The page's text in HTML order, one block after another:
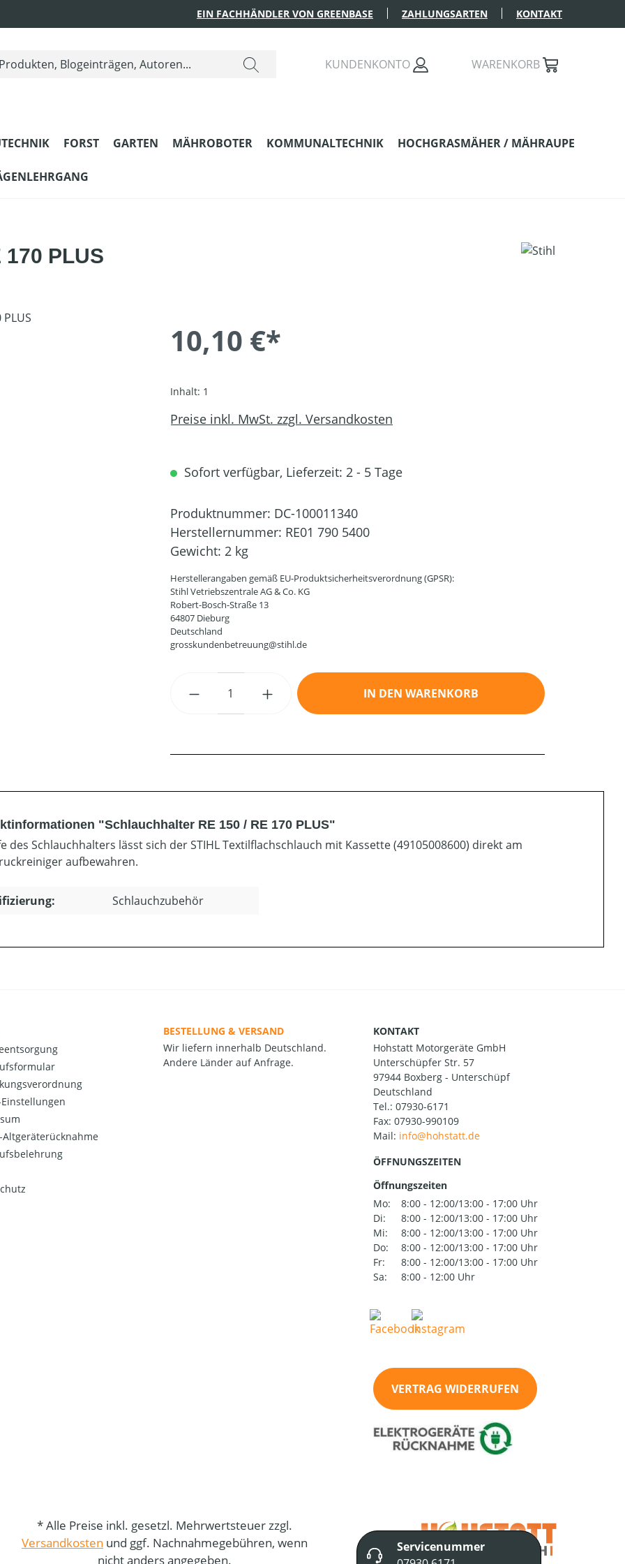
EIN FACHHÄNDLER VON GREENBASE ZAHLUNGSARTEN KONTAKT
KUNDENKONTO WARENKORB
FORST GARTEN MÄHROBOTER KOMMUNALTECHNIK HOCHGRASMÄHER / MÄHRAUPE
PLUS
10,10 €*
Inhalt: 1
Preise inkl. MwSt. zzgl. Versandkosten
Sofort verfügbar, Lieferzeit: 2 - 5 Tage
Produktnummer: DC-100011340
Herstellernummer: RE01 790 5400
Gewicht: 2 kg
Herstellerangaben gemäß EU-Produktsicherheitsverordnung (GPSR):
Stihl Vetriebszentrale AG & Co. KG
Robert-Bosch-Straße 13
64807 Dieburg
Deutschland
grosskundenbetreuung@stihl.de
Produkt Anzahl: Gib den gewünschten Wert ein oder
IN DEN WARENKORB
"Schlauchhalter RE 150 / RE 170 PLUS"
des Schlauchhalters lässt sich der STIHL Textilflachschlauch mit Kassette (49105008600) direkt am
aufbewahren.
Schlauchzubehör
Einstellungen
Altgeräterücknahme
BESTELLUNG & VERSAND
Wir liefern innerhalb Deutschland.
Andere Länder auf Anfrage.
KONTAKT
Hohstatt Motorgeräte GmbH
Unterschüpfer Str. 57
97944 Boxberg - Unterschüpf
Deutschland
Tel.: 07930-6171
Fax: 07930-990109
Mail:
ÖFFNUNGSZEITEN
Öffnungszeiten
Mo:
8:00 - 12:00/13:00 - 17:00 Uhr
Di:
8:00 - 12:00/13:00 - 17:00 Uhr
Mi:
8:00 - 12:00/13:00 - 17:00 Uhr
Do:
8:00 - 12:00/13:00 - 17:00 Uhr
Fr:
8:00 - 12:00/13:00 - 17:00 Uhr
Sa:
8:00 - 12:00 Uhr
VERTRAG WIDERRUFEN
* Alle Preise inkl. gesetzl. Mehrwertsteuer zzgl.
Versandkosten und ggf. Nachnahmegebühren, wenn
nicht anders angegeben.
Servicenummer